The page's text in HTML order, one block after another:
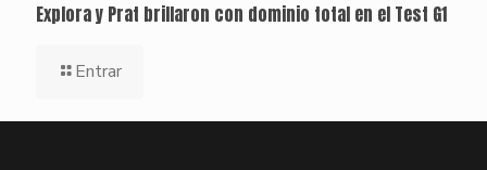
Explora y Prat brillaron con dominio total en el Test G1
Entrar